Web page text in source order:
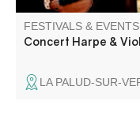
FESTIVALS & EVENTS
Concert Harpe &
LA PALUD-SUR-